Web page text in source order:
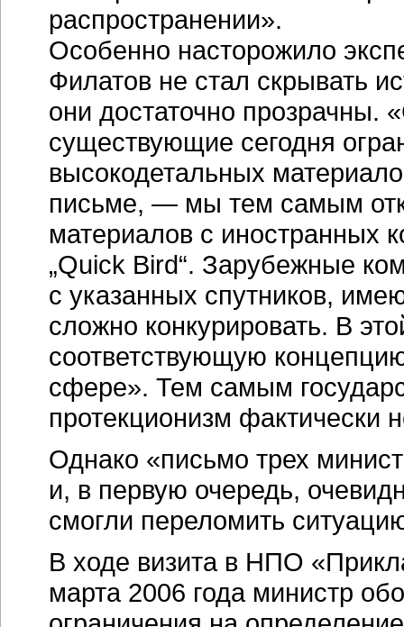
распространении».
Особенно насторожило
Филатов не стал скрывать
они достаточно прозрачны.
существующие сегодня
высокодетальных
письме, — мы тем самым
материалов с иностранных
„Quick Bird“. Зарубежные
с указанных спутников,
сложно конкурировать. В
соответствующую
сфере». Тем самым
протекционизм фактически
Однако «письмо трех
и, в первую очередь,
смогли переломить
В ходе визита в НПО
марта 2006 года министр